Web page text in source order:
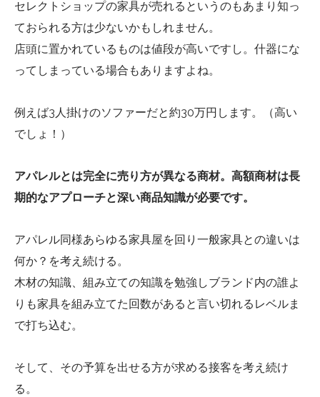
セレクトショップの家具が売れるというのもあまり知っ
ておられる方は少ないかもしれません。
店頭に置かれているものは値段が高いですし。什器にな
ってしまっている場合もありますよね。
例えば3人掛けのソファーだと約30万円します。（高い
でしょ！）
アパレルとは完全に売り方が異なる商材。高額商材は長
期的なアプローチと深い商品知識が必要です。
アパレル同様あらゆる家具屋を回り一般家具との違いは
何か？を考え続ける。
木材の知識、組み立ての知識を勉強しブランド内の誰よ
りも家具を組み立てた回数があると言い切れるレベルま
で打ち込む。
そして、その予算を出せる方が求める接客を考え続け
る。